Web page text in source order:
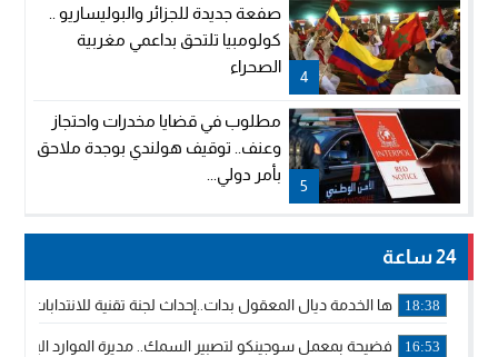
4
صفعة جديدة للجزائر والبوليساريو ..
كولومبيا تلتحق بداعمي مغربية
الصحراء
5
مطلوب في قضايا مخدرات واحتجاز
وعنف.. توقيف هولندي بوجدة ملاحق
بأمر دولي...
24 ساعة
18:38 ها الخدمة ديال المعقول بدات..إحداث لجنة تقنية للانتدابات
16:53 فضيحة بمعمل سوجينكو لتصبير السمك.. مديرة الموارد